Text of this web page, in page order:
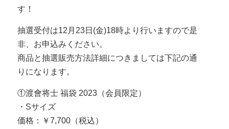
す！
抽選受付は12月23日(金)18時より行いますので是
非、お申込みください。
商品と抽選販売方法詳細につきましては下記の通
りになります。
①渡會将士 福袋 2023（会員限定）
・Sサイズ
価格：￥7,700（税込）